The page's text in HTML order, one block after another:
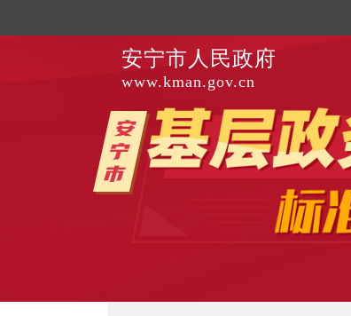
安宁市人民政府
www.kman.gov.cn